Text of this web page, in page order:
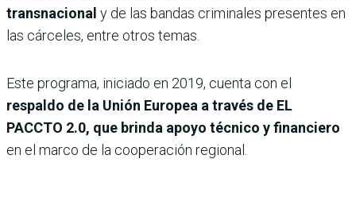
transnacional y de las bandas criminales presentes en
las cárceles, entre otros temas.
Este programa, iniciado en 2019, cuenta con el
respaldo de la Unión Europea a través de EL
PACCTO 2.0, que brinda apoyo técnico y financiero
en el marco de la cooperación regional.